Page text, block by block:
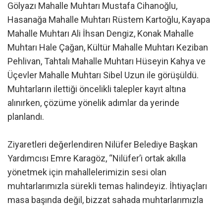
Gölyazı Mahalle Muhtarı Mustafa Cihanoğlu,
Hasanağa Mahalle Muhtarı Rüstem Kartoğlu, Kayapa
Mahalle Muhtarı Ali İhsan Dengiz, Konak Mahalle
Muhtarı Hale Çağan, Kültür Mahalle Muhtarı Keziban
Pehlivan, Tahtalı Mahalle Muhtarı Hüseyin Kahya ve
Üçevler Mahalle Muhtarı Sibel Uzun ile görüşüldü.
Muhtarların ilettiği öncelikli talepler kayıt altına
alınırken, çözüme yönelik adımlar da yerinde
planlandı.
Ziyaretleri değerlendiren Nilüfer Belediye Başkan
Yardımcısı Emre Karagöz, “Nilüfer’i ortak akılla
yönetmek için mahallelerimizin sesi olan
muhtarlarımızla sürekli temas halindeyiz. İhtiyaçları
masa başında değil, bizzat sahada muhtarlarımızla